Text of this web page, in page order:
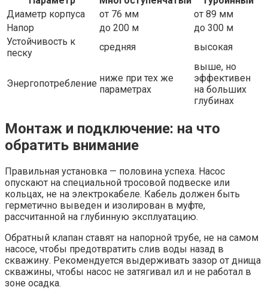
Диаметр корпуса
от 76 мм
от 89 мм
Напор
до 200 м
до 300 м
Устойчивость к
песку
средняя высокая
Энергопотребление ниже при тех же
параметрах
выше, но
эффективен
на больших
глубинах
Монтаж и подключение: на что
обратить внимание
Правильная установка — половина успеха. Насос
опускают на специальной тросовой подвеске или
кольцах, не на электрокабеле. Кабель должен быть
герметично выведен и изолирован в муфте,
рассчитанной на глубинную эксплуатацию.
Обратный клапан ставят на напорной трубе, не на самом
насосе, чтобы предотвратить слив воды назад в
скважину. Рекомендуется выдерживать зазор от днища
скважины, чтобы насос не затягивал ил и не работал в
зоне осадка.